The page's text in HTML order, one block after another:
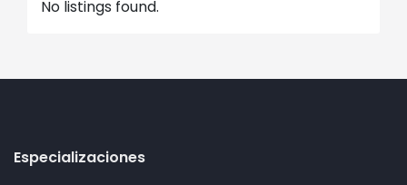
No listings found.
Especializaciones